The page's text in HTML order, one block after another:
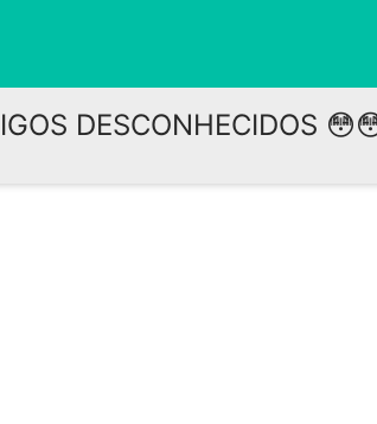
DESCONHECIDOS